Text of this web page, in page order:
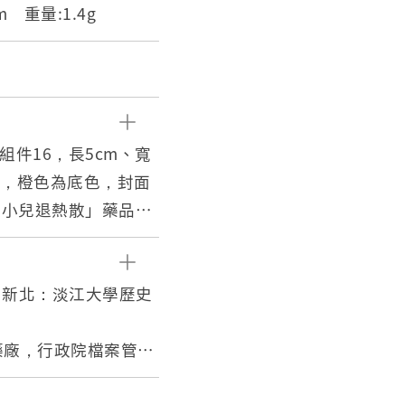
重量:1.4g
件16，長5cm、寬
橙色為底色，封面
兒退熱散」藥品名
側分別有小兒患病
緞帶框，內印有製
紅色橢圓色塊。菱
與封面相同有一個
份以及注意事項，
像照等製藥商資
北：淡江大學歷史
，行政院檔案管理
頁28-31 。臺灣：